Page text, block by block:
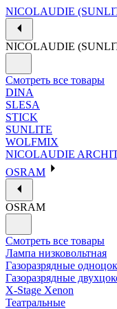
NICOLAUDIE
NICOLAUDIE
Смотреть все товары
DINA
SLESA
STICK
SUNLITE
WOLFMIX
NICOLAUDIE
OSRAM
OSRAM
Смотреть все товары
Лампа низковольтная
Газоразрядные
Газоразрядные
X-Stage Xenon
Театральные